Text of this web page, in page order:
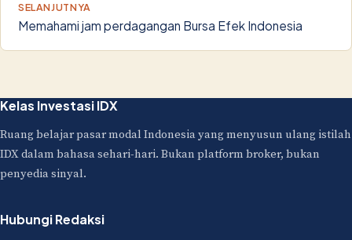
SELANJUTNYA
Memahami jam perdagangan Bursa Efek Indonesia
Kelas Investasi IDX
Ruang belajar pasar modal Indonesia yang menyusun ulang istilah
IDX dalam bahasa sehari-hari. Bukan platform broker, bukan
penyedia sinyal.
Hubungi Redaksi